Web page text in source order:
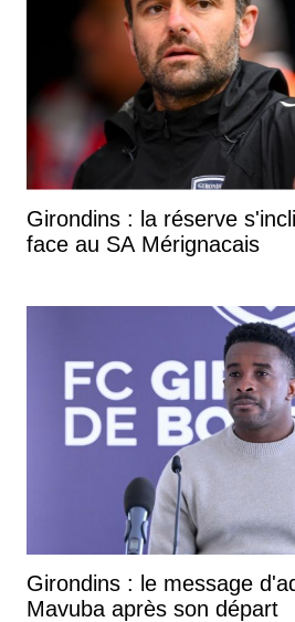
Girondins : la réserve
face au SA Mérignacais
Girondins : le message
Mavuba après son départ